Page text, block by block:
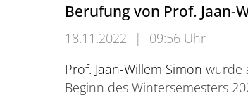
Berufung von Prof. Jaan-
18.11.2022 |
09:56 Uhr
Prof. Jaan-Willem Simon wurde
Beginn des Wintersemesters